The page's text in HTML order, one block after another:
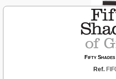
Fifty
Ref.